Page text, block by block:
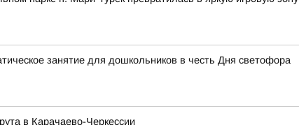
занятие для дошкольников в честь Дня светофора
в Карачаево-Черкессии